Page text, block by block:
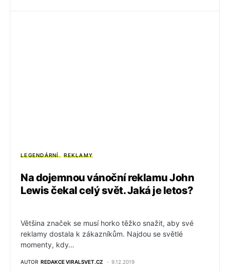
LEGENDÁRNÍ REKLAMY
Na dojemnou vánoční reklamu John
Lewis čekal celý svět. Jaká je letos?
Většina značek se musí horko těžko snažit, aby své
reklamy dostala k zákazníkům. Najdou se světlé
momenty, kdy…
AUTOR REDAKCE VIRALSVET.CZ 9.12.2019